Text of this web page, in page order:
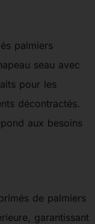
palmiers
seau avec
pour les
décontractés.
aux besoins
de palmiers
garantissant